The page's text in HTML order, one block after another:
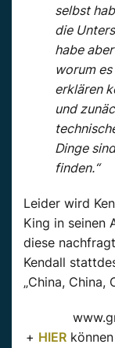
selbst
die
habe
worum
erklären
und
Dinge
finden.“
Leider wird
King in seinen
diese
Kendall
„China, China,
+ HIER